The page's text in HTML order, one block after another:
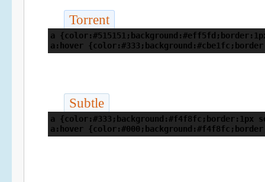
Torrent
a
a:hover
Subtle
a {color:#333;background:#f4f8fc;border:1px
a:hover